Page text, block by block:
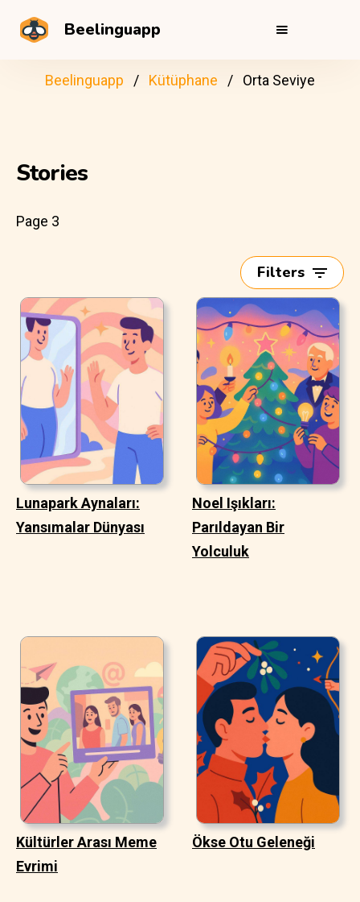
Beelinguapp
Beelinguapp Kütüphane Orta Seviye
Stories
Page 3
Filters
Lunapark Aynaları:
Yansımalar Dünyası
Noel Işıkları:
Parıldayan Bir
Yolculuk
Kültürler Arası Meme
Evrimi
Ökse Otu Geleneği